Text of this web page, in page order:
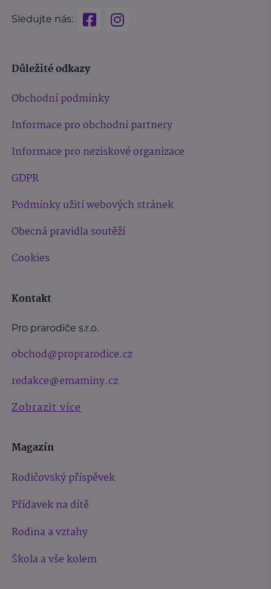
Sledujte nás:
Důležité odkazy
Obchodní podmínky
Informace pro obchodní partnery
Informace pro neziskové organizace
GDPR
Podmínky užití webových stránek
Obecná pravidla soutěží
Cookies
Kontakt
Pro prarodiče s.r.o.
obchod@proprarodice.cz
redakce@emaminy.cz
Zobrazit více
Magazín
Rodičovský příspěvek
Přídavek na dítě
Rodina a vztahy
Škola a vše kolem